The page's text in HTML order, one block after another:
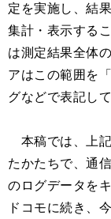
定を実施し、結
集計・表示する
は測定結果全体
アはこの範囲を
グなどで表記して
本稿では、上
たかたちで、通
のログデータを
ドコモに続き、